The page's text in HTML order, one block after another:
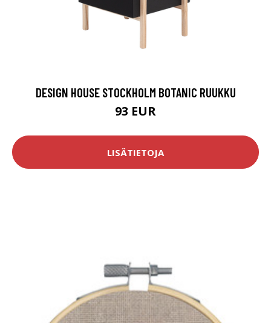
DESIGN HOUSE STOCKHOLM BOTANIC RUUKKU
93 EUR
LISÄTIETOJA